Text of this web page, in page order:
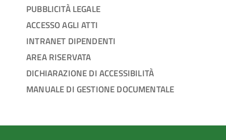
PUBBLICITÀ LEGALE
ACCESSO AGLI ATTI
INTRANET DIPENDENTI
AREA RISERVATA
DICHIARAZIONE DI ACCESSIBILITÀ
MANUALE DI GESTIONE DOCUMENTALE